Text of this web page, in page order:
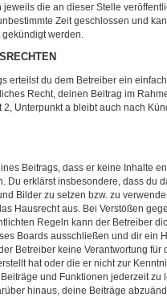
die an dieser Stelle
Zeit geschlossen und
werden.
erteilst du dem Betreiber ein
Recht, deinen Beitrag im
2, Unterpunkt a bleibt auch nach
Beitrags, dass er keine Inhalte
Du erklärst insbesondere, dass du
Bilder zu setzen bzw. zu
Hausrecht aus. Bei Verstößen
Regeln kann der Betreiber
Boards ausschließen und dir ein
Betreiber keine Verantwortung für
hat oder die er nicht zur
und Funktionen jederzeit zu
hinaus, deine Beiträge